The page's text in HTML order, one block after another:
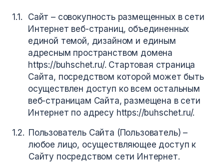
Сайт – совокупность размещенных в сети
Интернет веб-страниц, объединенных
единой темой, дизайном и единым
адресным пространством домена
https://buhschet.ru/. Стартовая страница
Сайта, посредством которой может быть
осуществлен доступ ко всем остальным
веб-страницам Сайта, размещена в сети
Интернет по адресу https://buhschet.ru/.
Пользователь Сайта (Пользователь) –
любое лицо, осуществляющее доступ к
Сайту посредством сети Интернет.